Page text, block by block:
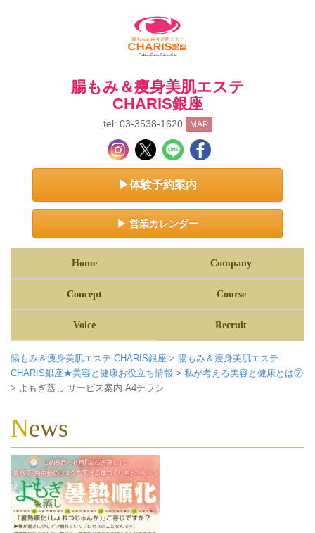
腸もみ＆痩身美肌エステ
CHARIS銀座
tel: 03-3538-1620 MAP
▶体験予約案内
▶ 営業カレンダー
Home Company
Concept Course
Voice Recruit
腸もみ＆痩身美肌エステ CHARIS銀座 > 腸もみ＆瘦身美肌エステ
CHARIS銀座★美容と健康お役立ち情報 > 私が考える美容と健康とは⑦
> よもぎ蒸し サービス案内 A4チラシ
News